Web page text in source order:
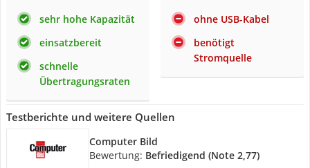
sehr hohe Kapazität
einsatzbereit
schnelle
Übertragungsraten
ohne USB-Kabel
benötigt
Stromquelle
Testberichte und weitere Quellen
Computer Bild
Bewertung: Befriedigend (Note 2,77)